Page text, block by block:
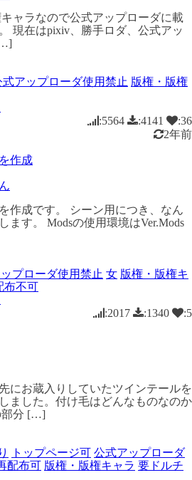
ャラなので公式アップローダに載
現在はpixiv、勝手ロダ、公式アッ
式アップローダ使用禁止 版権・版権
:5564
:4141
:36
2年前
作成
作成です。 シーン用につき、なん
ます。 Modsの使用環境はVer.Mods
プローダ使用禁止 女 版権・版権キ
布不可
:2017
:1340
:5
にお蔵入りしていたツインテールを
ました。付け毛はどんなものなのか
部分 […]
トップページ可 公式アップローダ
配布可 版権・版権キャラ 要ドルチ